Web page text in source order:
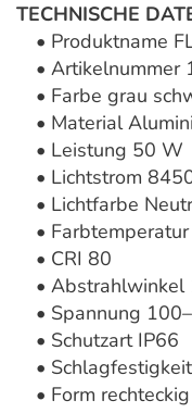
TECHNISCHE
• Produktname
• Artikelnummer
• Farbe grau
• Material
• Leistung 50 W
• Lichtstrom
• Lichtfarbe
•
• CRI 80
• Abstrahlwinkel
• Spannung
• Schutzart IP66
•
• Form rechteckig